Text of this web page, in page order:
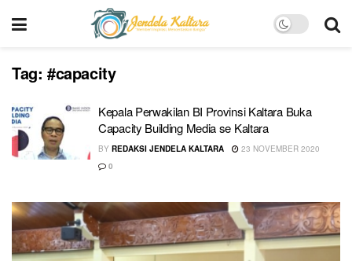
Tag: #capacity
Kepala Perwakilan BI Provinsi Kaltara Buka
Capacity Building Media se Kaltara
BY REDAKSI JENDELA KALTARA
23 NOVEMBER 2020
0